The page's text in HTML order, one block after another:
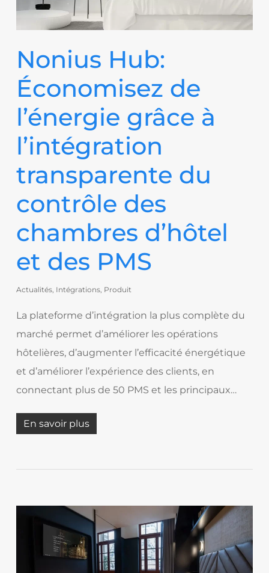
Nonius Hub:
Économisez de
l’énergie grâce à
l’intégration
transparente du
contrôle des
chambres d’hôtel
et des PMS
Actualités, Intégrations, Produit
La plateforme d’intégration la plus complète du
marché permet d’améliorer les opérations
hôtelières, d’augmenter l’efficacité énergétique
et d’améliorer l’expérience des clients, en
connectant plus de 50 PMS et les principaux…
En savoir plus